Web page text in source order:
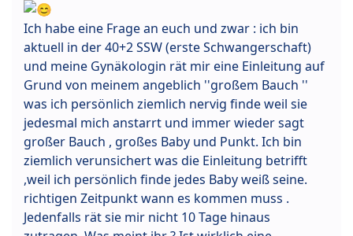
Ich habe eine Frage an euch und zwar : ich bin
aktuell in der 40+2 SSW (erste Schwangerschaft)
und meine Gynäkologin rät mir eine Einleitung auf
Grund von meinem angeblich ''großem Bauch ''
was ich persönlich ziemlich nervig finde weil sie
jedesmal mich anstarrt und immer wieder sagt
großer Bauch , großes Baby und Punkt. Ich bin
ziemlich verunsichert was die Einleitung betrifft
,weil ich persönlich finde jedes Baby weiß seine.
richtigen Zeitpunkt wann es kommen muss .
Jedenfalls rät sie mir nicht 10 Tage hinaus